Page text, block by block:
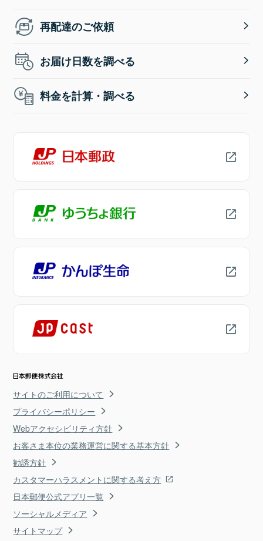
再配達のご依頼
お届け日数を調べる
料金を計算・調べる
サイトのご利用について
プライバシーポリシー
Webアクセシビリティ方針
お客さま本位の業務運営に関する基本方針
勧誘方針
カスタマーハラスメントに関する考え方
日本郵便公式アプリ一覧
ソーシャルメディア
サイトマップ